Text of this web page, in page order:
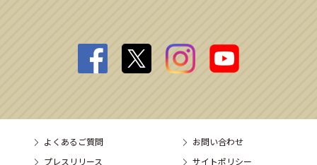
よくあるご質問
お問い合わせ
プレスリリース
サイトポリシー